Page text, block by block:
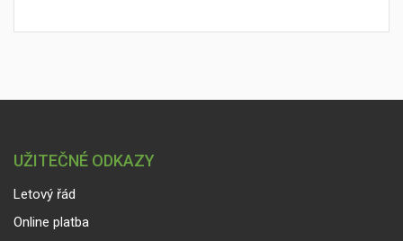
UŽITEČNÉ ODKAZY
Letový řád
Online platba